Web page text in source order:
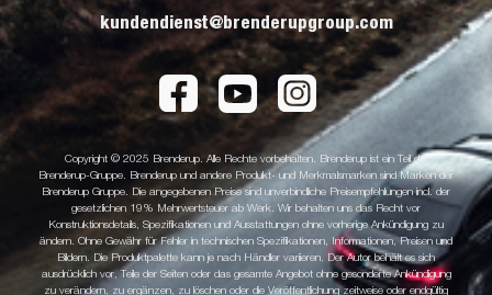
kundendienst@brenderupgroup.com
Copyright © 2025 Brenderup. Alle Rechte vorbehalten. Brenderup ist ein Teil der
Brenderup-Gruppe. Brenderup und andere Produkt- und Merkmalsmarken sind Marken der
Brenderup Gruppe. Die angegebenen Preise sind unverbindliche Preisempfehlungen incl. der
gesetzlichen 19% Mehrwertsteuer ab Werk. Wir behalten uns das Recht vor
Konstruktionsdetails, Spezifikationen und Ausstattungen ohne vorherige Ankündigung zu
ändern. Ohne Gewähr für Fehler in technischen Spezifikationen, Informationen, Preisen und
Bildern. Die Produktpalette kann je nach Händler variieren. Der Autor behält es sich
ausdrücklich vor, Teile der Seiten oder das gesamte Angebot ohne gesonderte Ankündigung
zu verändern, zu ergänzen, zu löschen oder die Veröffentlichung zeitweise oder endgültig